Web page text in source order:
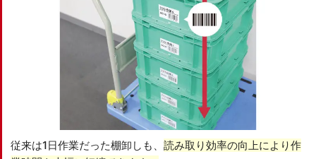
従来は1日作業だった棚卸しも、 読み取り効率の向上により作